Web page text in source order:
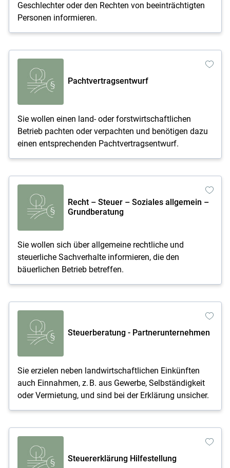
Geschlechter oder den Rechten von beeinträchtigten
Personen informieren.
Pachtvertragsentwurf
Sie wollen einen land- oder forstwirtschaftlichen
Betrieb pachten oder verpachten und benötigen dazu
einen entsprechenden Pachtvertragsentwurf.
Recht – Steuer – Soziales allgemein –
Grundberatung
Sie wollen sich über allgemeine rechtliche und
steuerliche Sachverhalte informieren, die den
bäuerlichen Betrieb betreffen.
Steuerberatung - Partnerunternehmen
Sie erzielen neben landwirtschaftlichen Einkünften
auch Einnahmen, z. B. aus Gewerbe, Selbständigkeit
oder Vermietung, und sind bei der Erklärung unsicher.
Steuererklärung Hilfestellung